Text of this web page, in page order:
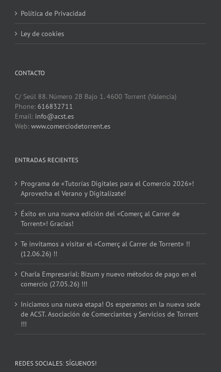
Política de Privacidad
Ley de cookies
CONTACTO
C/ Seúl 88. Número 2B Bajo 1. 4600 Torrent (Valencia)
Phone: 616832711
Email: info@acst.es
Web: www.comerciodetorrent.es
ENTRADAS RECIENTES
Programa de «Tutorías Digitales para el Comercio 2026»!
Aprovecha el Verano y Digitalízate!
Éxito en una nueva edición del «Comerç al Carrer de
Torrent»! Gracias!
Te invitamos a visitar el «Comerç al Carrer de Torrent» !!
(12.06.26) !!
Charla Empresarial: Bizum y nuevo métodos de pago en el
comercio (27.05.26) !!!
Iniciamos una nueva etapa! Os esperamos en la nueva sede
de ACST. Asociación de Comerciantes y Servicios de Torrent
!!!
REDES SOCIALES: SÍGUENOS!